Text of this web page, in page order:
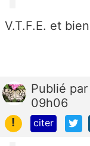
V.T.F.E. et
Publié par
09h06
!
citer